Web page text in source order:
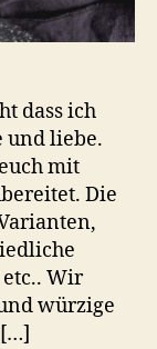
dass ich
und liebe.
mit
Die
Wir
würzige